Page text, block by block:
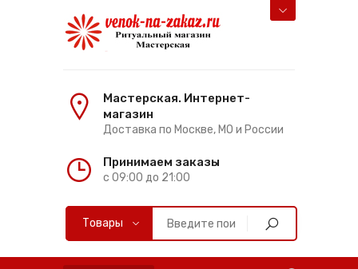
Мастерская. Интернет-
магазин
Доставка по Москве, МО и России
Принимаем заказы
с 09:00 до 21:00